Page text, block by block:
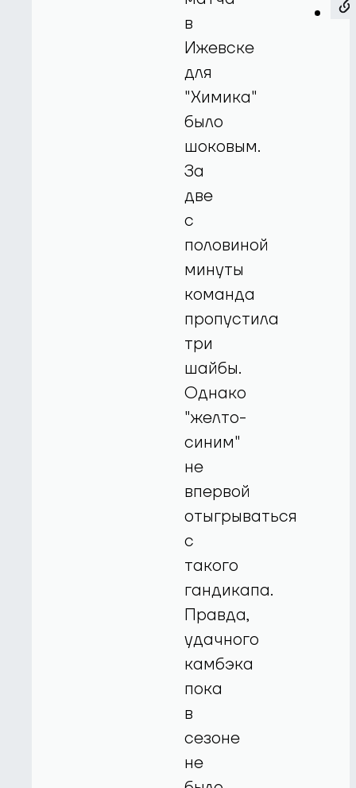
в
Ижевске
для
"Химика"
было
шоковым.
За
две
с
половиной
минуты
команда
пропустила
три
шайбы.
Однако
"желто-
синим"
не
впервой
отыгрываться
с
такого
гандикапа.
Правда,
удачного
камбэка
пока
в
сезоне
не